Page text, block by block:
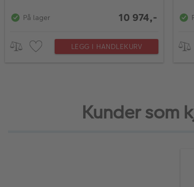
På lager 10 974,-
LEGG I HANDLEKURV
Kunder som